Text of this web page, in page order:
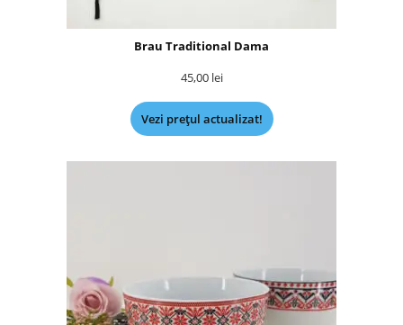
Brau Traditional Dama
45,00 lei
Vezi prețul actualizat!